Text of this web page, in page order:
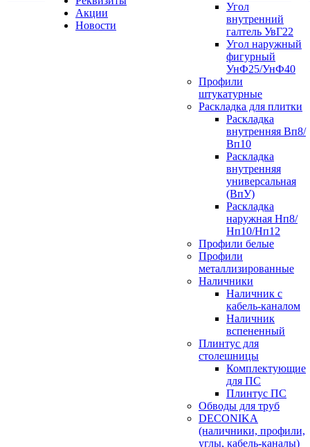
Акции
Новости
Угол
внутренний
галтель УвГ22
Угол наружный
фигурный
УнФ25/УнФ40
Профили
штукатурные
Раскладка для плитки
Раскладка
внутренняя Вп8/
Вп10
Раскладка
внутренняя
универсальная
(ВпУ)
Раскладка
наружная Нп8/
Нп10/Нп12
Профили белые
Профили
металлизированные
Наличники
Наличник с
кабель-каналом
Наличник
вспененный
Плинтус для
столешницы
Комплектующие
для ПС
Плинтус ПС
Обводы для труб
DECONIKA
(наличники, профили,
углы, кабель-каналы)